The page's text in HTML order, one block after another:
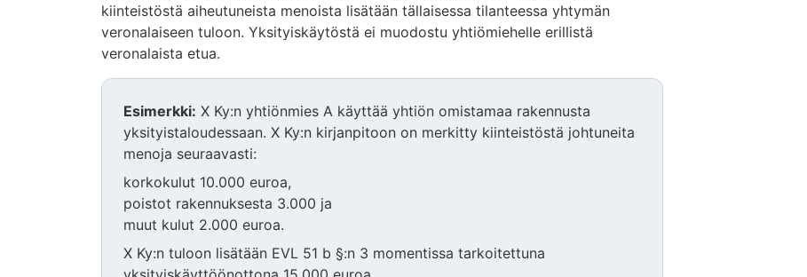
kiinteistöstä aiheutuneista menoista lisätään tällaisessa tilanteessa yhtymän
veronalaiseen tuloon. Yksityiskäytöstä ei muodostu yhtiömiehelle erillistä
veronalaista etua.
Esimerkki: X Ky:n yhtiönmies A käyttää yhtiön omistamaa rakennusta
yksityistaloudessaan. X Ky:n kirjanpitoon on merkitty kiinteistöstä johtuneita
menoja seuraavasti:
korkokulut 10.000 euroa,
poistot rakennuksesta 3.000 ja
muut kulut 2.000 euroa.
X Ky:n tuloon lisätään EVL 51 b §:n 3 momentissa tarkoitettuna